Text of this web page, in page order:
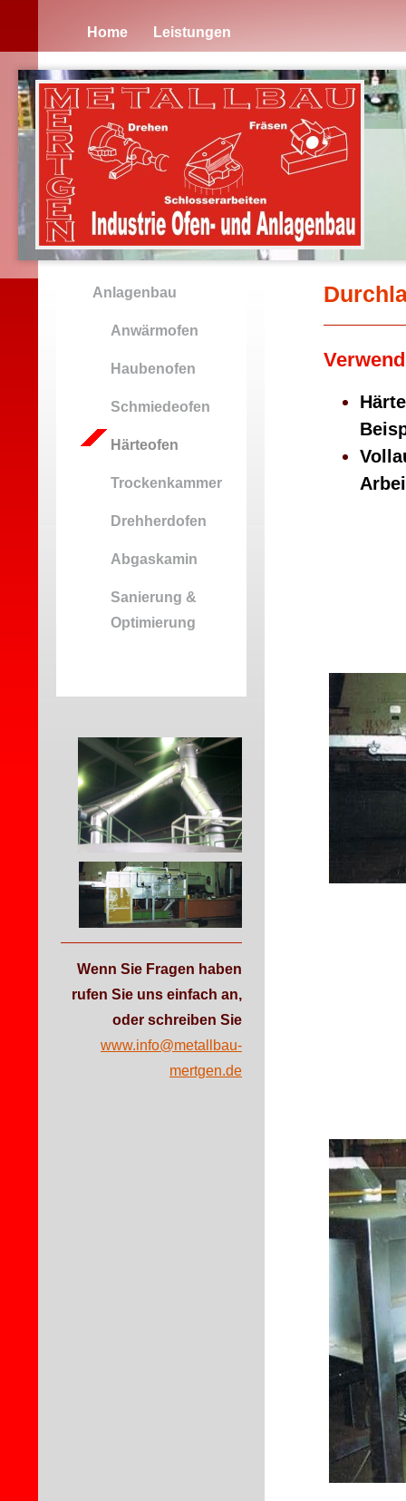
Home Leistungen
Anlagenbau
Anwärmofen
Haubenofen
Schmiedeofen
Härteofen
Trockenkammer
Drehherdofen
Abgaskamin
Sanierung &
Optimierung
Wenn Sie Fragen haben
rufen Sie uns einfach an,
oder schreiben Sie
www.info@metallbau-
mertgen.de